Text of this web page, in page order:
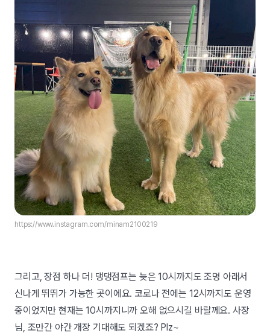
https://www.instagram.com/minam2100219
그리고, 장점 하나 더! 댕댕점프는 늦은 10시까지도 조명 아래서
신나게 뛰뛰가 가능한 곳이에요. 코로나 전에는 12시까지도 운영
중이었지만 현재는 10시까지니까 오해 없으시길 바랄께요. 사장
님, 조만간 야간 개장 기대해도 되겠죠? Plz~